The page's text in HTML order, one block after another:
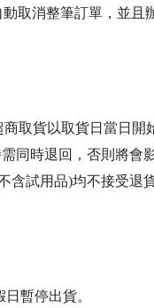
取消整筆訂單，並且
取貨以取貨日當日開
同時退回，否則將會
含試用品)均不接受退
暫停出貨。